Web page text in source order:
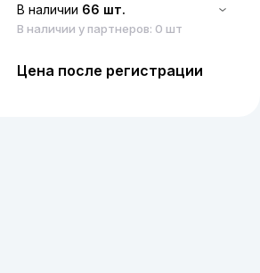
В наличии 66 шт.
В наличии у партнеров: 0 шт
Цена после регистрации